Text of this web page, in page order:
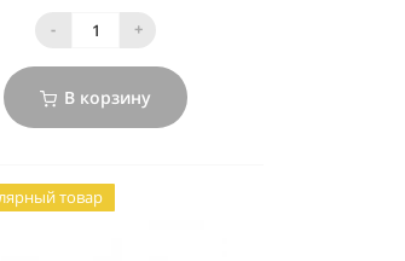
- +
В корзину
товар